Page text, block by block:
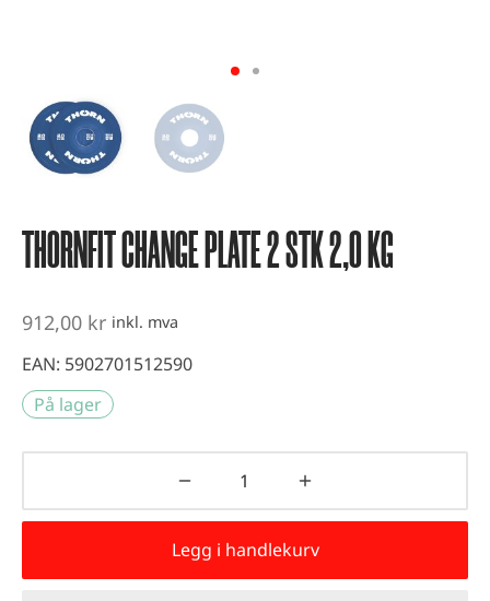
THORNFIT CHANGE PLATE 2 STK 2,0 KG
912,00 kr inkl. mva
EAN: 5902701512590
På lager
Legg i handlekurv
utstyr